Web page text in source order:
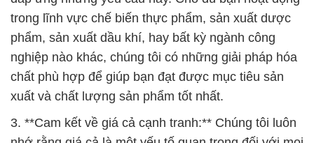
xuất và chất lượng sản phẩm tốt nhất.
3. **Cam kết về giá cả cạnh tranh:** Chúng tôi luôn
nhớ rằng giá cả là một yếu tố quan trọng đối với mọi
doanh nghiệp. Do đó, tại Công ty Hóa chất Đắc
Trường Phát, chúng tôi cam kết cung cấp giá bán
hóa chất công nghiệp hợp lý, cạnh tranh và phù hợp
với ngân sách của bạn. Chúng tôi không chỉ cung